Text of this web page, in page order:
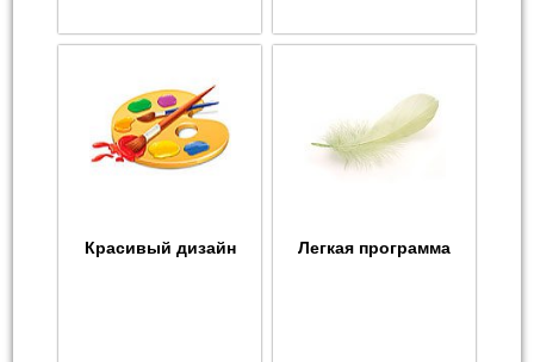
Красивый дизайн Легкая программа